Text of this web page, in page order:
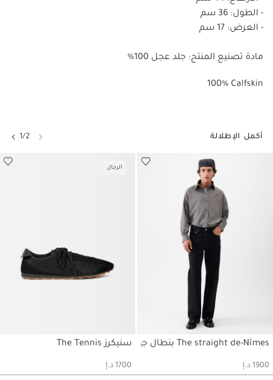
- الطول: 36 سم
- العرض: 17 سم
مادة تصنيع المنتج: جلد عجل 100%
100% Calfskin
أكمل الإطلالة
The straight de-Nîmes بنطال جينز
حسابي
1900 د.إ
الرجال
سنيكرز The Tennis حسابي
1700 د.إ
1/2